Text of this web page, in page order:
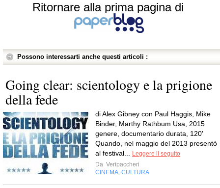
Ritornare alla prima pagina di
Possono interessarti anche questi articoli :
Going clear: scientology e la prigione
della fede
di Alex Gibney con Paul Haggis, Mike
Binder, Marthy Rathbum Usa, 2015
genere, documentario durata, 120'
Quando, nel maggio del 2013 presentò
al festival... Leggere il seguito
Da Veripaccheri
CINEMA, CULTURA